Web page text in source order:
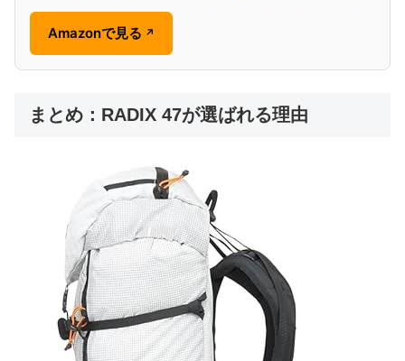
Amazonで見る ↗
まとめ：RADIX 47が選ばれる理由